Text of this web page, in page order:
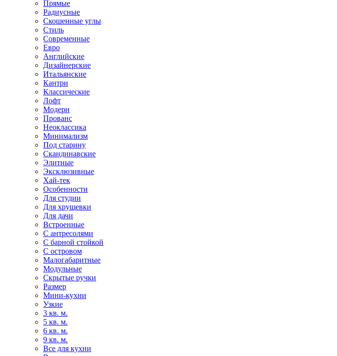
Прямые
Радиусные
Скошенные углы
Стиль
Современные
Евро
Английские
Дизайнерские
Итальянские
Кантри
Классические
Лофт
Модерн
Прованс
Неоклассика
Минимализм
Под старину
Скандинавские
Элитные
Эксклюзивные
Хай-тек
Особенности
Для студии
Для хрущевки
Для дачи
Встроенные
С антресолями
С барной стойкой
С островом
Малогабаритные
Модульные
Скрытые ручки
Размер
Мини-кухни
Узкие
3 кв. м.
5 кв. м.
6 кв. м.
9 кв. м.
Все для кухни